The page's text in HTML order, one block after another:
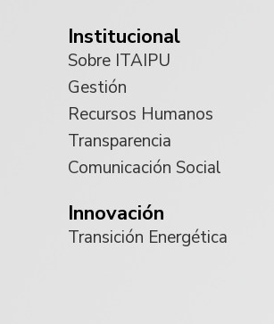
Institucional
Sobre ITAIPU
Gestión
Recursos Humanos
Transparencia
Comunicación Social
Innovación
Transición Energética